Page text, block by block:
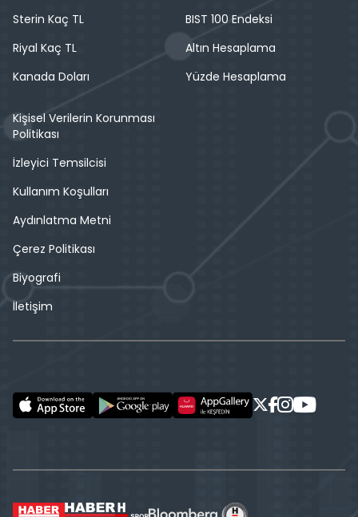
Sterin Kaç TL
Riyal Kaç TL
Kanada Doları
BIST 100 Endeksi
Altın Hesaplama
Yüzde Hesaplama
Kişisel Verilerin Korunması
Politikası
İzleyici Temsilcisi
Kullanım Koşulları
Aydınlatma Metni
Çerez Politikası
Biyografi
İletişim